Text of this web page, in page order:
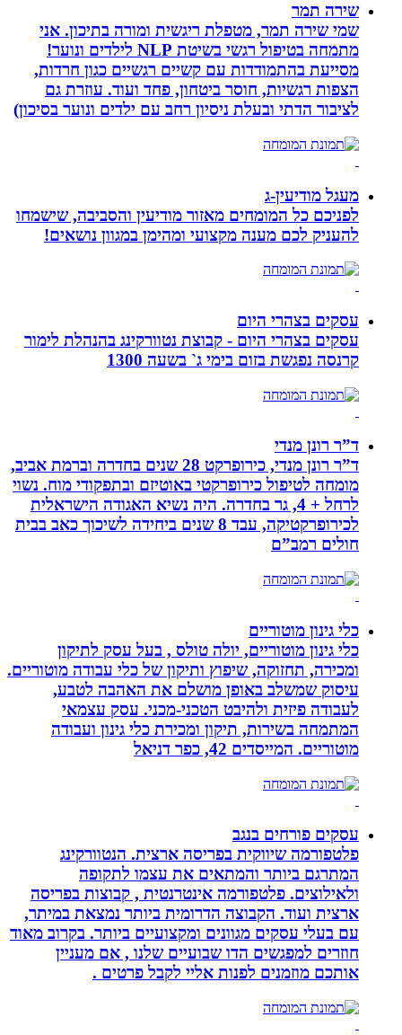
שירה תמר
שמי שירה תמר, מטפלת ריגשית ומורה בתיכון. אני
מתמחה בטיפול רגשי בשיטת NLP לילדים ונוער!
מסייעת בהתמודדות עם קשיים רגשיים כגון חרדות,
הצפות רגשיות, חוסר ביטחון, פחד ועוד. עוזרת גם
לציבור הדתי ובעלת ניסיון רחב עם ילדים ונוער בסיכון)
מעגל מודיעין-ג
לפניכם כל המומחים מאזור מודיעין והסביבה, שישמחו
להעניק לכם מענה מקצועי ומהימן במגוון נושאים!
עסקים בצהרי היום
עסקים בצהרי היום - קבוצת נטוורקינג בהנהלת לימור
קרנסה נפגשת בזום בימי ג` בשעה 1300
ד”ר רונן מנדי
ד”ר רונן מנדי, כירופרקט 28 שנים בחדרה וברמת אביב,
מומחה לטיפול כירופרקטי באוטיזם ובתפקודי מוח. נשוי
לרחל + 4, גר בחדרה. היה נשיא האגודה הישראלית
לכירופרקטיקה, עבד 8 שנים ביחידה לשיכוך כאב בבית
חולים רמב”ם
כלי גינון מוטוריים
כלי גינון מוטוריים, יולה טולס , בעל עסק לתיקון
ומכירה, תחזוקה, שיפוץ ותיקון של כלי עבודה מוטוריים.
עיסוק שמשלב באופן מושלם את האהבה לטבע,
לעבודה פיזית ולהיבט הטכני-מכני. עסק עצמאי
המתמחה בשירות, תיקון ומכירת כלי גינון ועבודה
מוטוריים. המייסדים 42, כפר דניאל
עסקים פורחים בנגב
פלטפורמה שיווקית בפריסה ארצית. הנטוורקינג
המתרגם ביותר והמתאים את עצמו לתקופה
ולאילוצים. פלטפורמה אינטרנטית , קבוצות בפריסה
ארצית ועוד. הקבוצה הדרומית ביותר נמצאת במיתר,
עם בעלי עסקים מגוונים ומקצועיים ביותר. בקרוב מאוד
חוזרים למפגשים הדו שבועיים שלנו , אם מעניין
אותכם מוזמנים לפנות אליי לקבל פרטים .